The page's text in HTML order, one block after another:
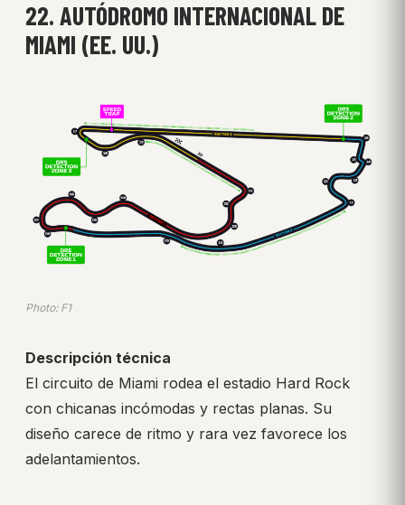
22. AUTÓDROMO INTERNACIONAL DE
MIAMI (EE. UU.)
Photo: F1
Descripción técnica
El circuito de Miami rodea el estadio Hard Rock
con chicanas incómodas y rectas planas. Su
diseño carece de ritmo y rara vez favorece los
adelantamientos.